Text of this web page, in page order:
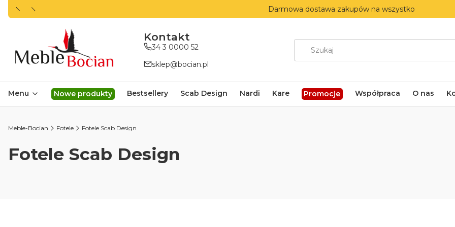
Darmowa dostawa zakupów na wszystko
ㅤㅤㅤㅤㅤㅤㅤㅤKontakt
34 3 0000 52
sklep@bocian.pl
Menu Nowe produkty Bestsellery Scab Design Nardi Kare Promocje Współpraca O nas
Meble-Bocian Fotele Fotele Scab Design
Fotele Scab Design